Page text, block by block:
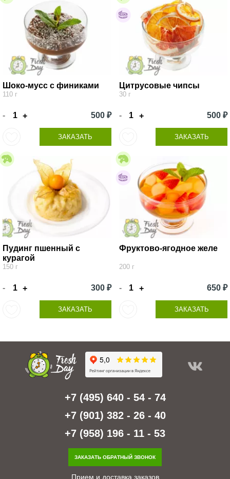
Шоко-мусс с финиками
110 г
- + 500 ₽
ЗАКАЗАТЬ
Цитрусовые чипсы
30 г
- + 500 ₽
ЗАКАЗАТЬ
Пудинг пшенный с
курагой
150 г
- + 300 ₽
ЗАКАЗАТЬ
Фруктово-ягодное желе
200 г
- + 650 ₽
ЗАКАЗАТЬ
+7 (495) 640 - 54 - 74
+7 (901) 382 - 26 - 40
+7 (958) 196 - 11 - 53
ЗАКАЗАТЬ ОБРАТНЫЙ ЗВОНОК
Прием и доставка заказов